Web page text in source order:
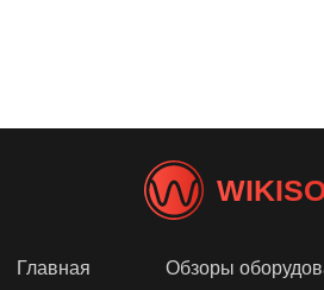
Главная
Обзоры